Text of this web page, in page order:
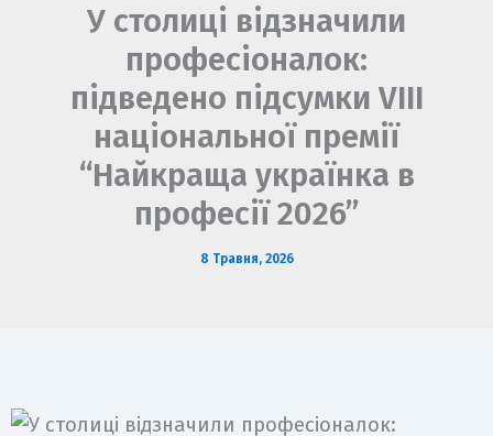
У столиці відзначили
професіоналок:
підведено підсумки VIII
національної премії
“Найкраща українка в
професії 2026”
8 Травня, 2026